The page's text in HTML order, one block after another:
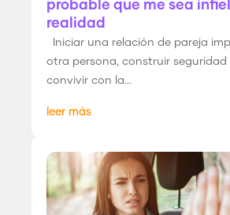
probable que me sea
realidad
Iniciar una relación de pareja
otra persona, construir seguridad
convivir con la...
leer más